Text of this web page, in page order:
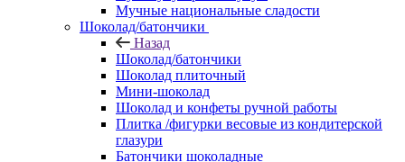
Мучные национальные сладости
Шоколад/батончики
Назад
Шоколад/батончики
Шоколад плиточный
Мини-шоколад
Шоколад и конфеты ручной работы
Плитка /фигурки весовые из кондитерской
глазури
Батончики шоколадные